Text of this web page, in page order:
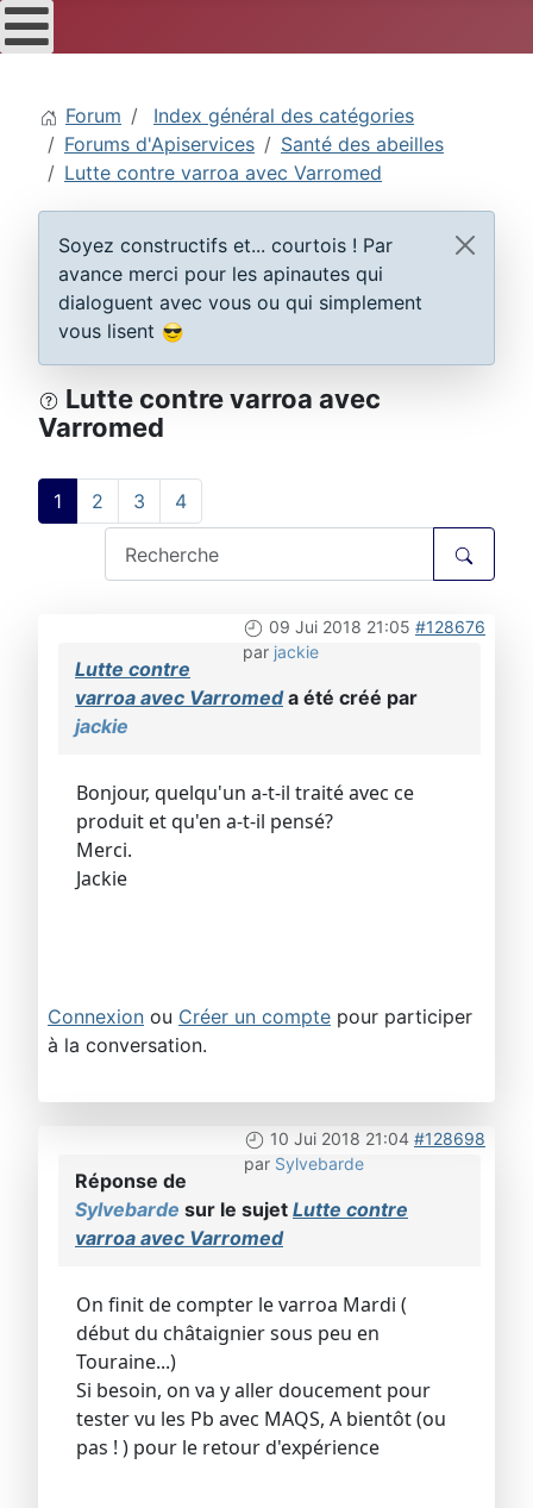
Forum
Index général des catégories
Forums d'Apiservices
Santé des abeilles
Lutte contre varroa avec Varromed
Soyez constructifs et... courtois ! Par
avance merci pour les apinautes qui
dialoguent avec vous ou qui simplement
vous lisent
Lutte contre varroa avec
Varromed
1 2 3 4
09 Jui 2018 21:05 #128676
par jackie
Lutte contre
varroa avec Varromeda été créé par
jackie
Bonjour, quelqu'un a-t-il traité avec ce
produit et qu'en a-t-il pensé?
Merci.
Jackie
Connexion ou Créer un compte pour participer
à la conversation.
10 Jui 2018 21:04 #128698
par Sylvebarde
Réponse de
Sylvebarde sur le sujet Lutte contre
varroa avec Varromed
On finit de compter le varroa Mardi (
début du châtaignier sous peu en
Touraine...)
Si besoin, on va y aller doucement pour
tester vu les Pb avec MAQS, A bientôt (ou
pas ! ) pour le retour d'expérience